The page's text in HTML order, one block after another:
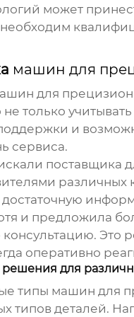
может
необходим
машин для
для
только
и
сервиса.
поставщика
и предложила
Это
оперативно
для
типы машин для
типов деталей.